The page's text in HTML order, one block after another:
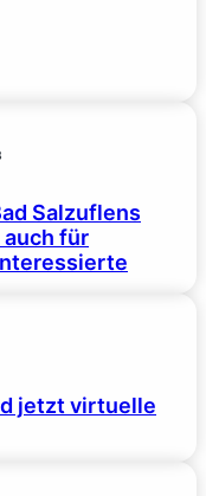
Salzuflens
für
jetzt virtuelle